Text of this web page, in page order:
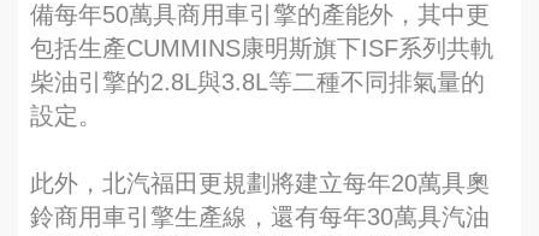
備每年50萬具商用車引擎的產能外，其中更
包括生產CUMMINS康明斯旗下ISF系列共軌
柴油引擎的2.8L與3.8L等二種不同排氣量的
設定。
此外，北汽福田更規劃將建立每年20萬具奧
鈴商用車引擎生產線，還有每年30萬具汽油